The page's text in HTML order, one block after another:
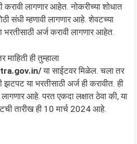
करावी लागणार आहेत. नोकरीच्या शोधात
संधी म्हणावी लागणार आहे. शेवटच्या
भरतीसाठी अर्ज करावी लागणार आहेत.
माहिती ही तुम्हाला
या साईटवर मिळेल. चला तर
झटपट या भरतीसाठी अर्ज ही करावीत. ही
आहे. परत एकदा लक्षात ठेवा की, या
तारीख ही 10 मार्च 2024 आहे.